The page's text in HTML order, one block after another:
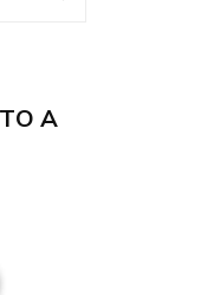
A